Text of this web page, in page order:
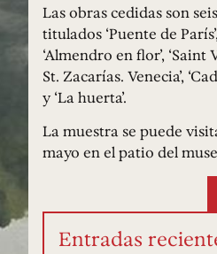
Las obras cedidas son
titulados ‘Puente de
‘Almendro en flor’, ‘Saint
St. Zacarías. Venecia’,
y ‘La huerta’.
La muestra se puede
mayo en el patio del
Entradas